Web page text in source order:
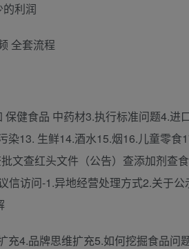
利润
全套流程
保健食品 中药材3.执行标准问题4.
染13. 生鲜14.酒水15.烟16.儿童零
文查红头文件（公告）查添加剂查
信访问-1.异地经营处理方式2.关于
充4.品牌思维扩充5.如何挖掘食品